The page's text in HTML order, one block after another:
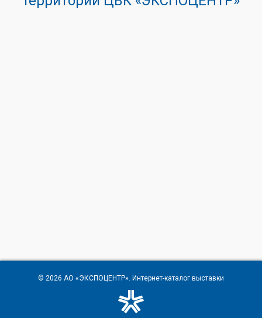
© 2026 АО «ЭКСПОЦЕНТР». Интернет-каталог выставки